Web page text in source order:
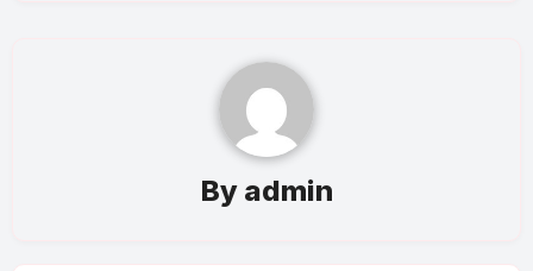
By admin